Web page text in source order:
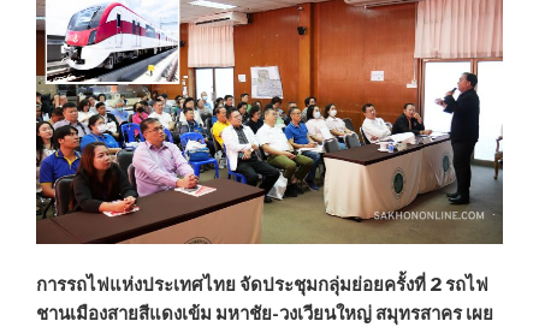
การรถไฟแห่งประเทศไทย จัดประชุมกลุ่มย่อยครั้งที่ 2 รถไฟ
ชานเมืองสายสีแดงเข้ม มหาชัย-วงเวียนใหญ่ สมุทรสาคร เผย